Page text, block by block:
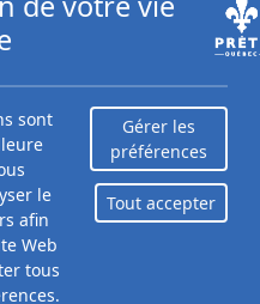
toute l'étendue de la loi. Nos
équitables. Prêts
à Equifax Canada Co., sa
affiliées (collectivement,
n'est ni révisé ni approuvé par
est un revendeur autorisé du
n'approuve, ne garantit ni
services ou contenus de ce site
le Score du risque Equifax
veuillez visiter le site Web
Co. à
%
sont
le
afin
Web
tous
Gérer les
préférences
Tout accepter